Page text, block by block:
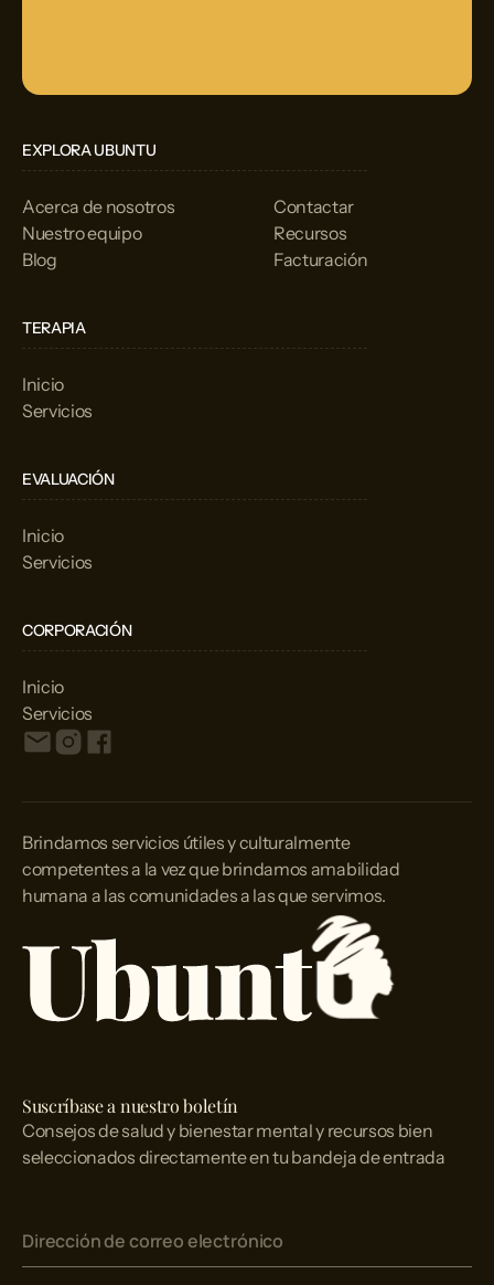
EXPLORA UBUNTU
Acerca de nosotros
Nuestro equipo
Blog
Contactar
Recursos
Facturación
TERAPIA
Inicio
Servicios
EVALUACIÓN
Inicio
Servicios
CORPORACIÓN
Inicio
Servicios
Brindamos servicios útiles y culturalmente
competentes a la vez que brindamos amabilidad
humana a las comunidades a las que servimos.
Suscríbase a nuestro boletín
Consejos de salud y bienestar mental y recursos bien
seleccionados directamente en tu bandeja de entrada